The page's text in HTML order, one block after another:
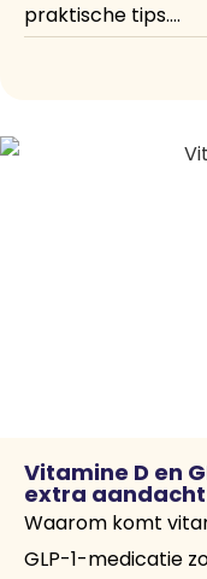
praktische tips....
Vitamine D en
extra
Waarom komt
GLP-1-medicatie